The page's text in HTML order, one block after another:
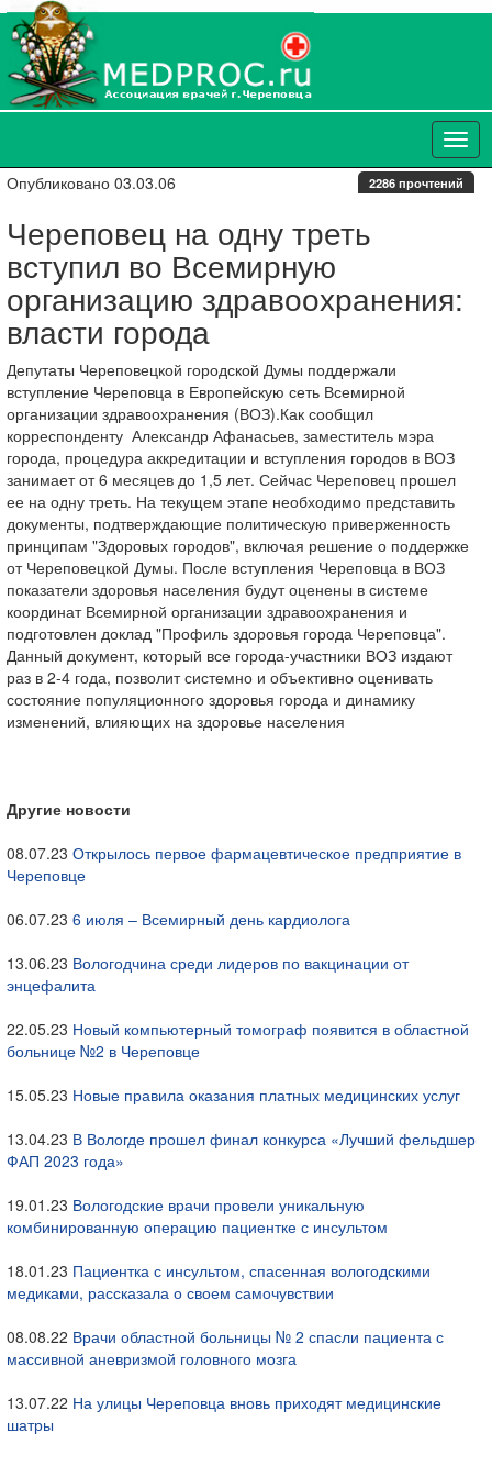
Опубликовано 03.03.06 2286 прочтений
Череповец на одну треть
вступил во Всемирную
организацию здравоохранения:
власти города
Депутаты Череповецкой городской Думы поддержали
вступление Череповца в Европейскую сеть Всемирной
организации здравоохранения (ВОЗ).Как сообщил
корреспонденту Александр Афанасьев, заместитель мэра
города, процедура аккредитации и вступления городов в ВОЗ
занимает от 6 месяцев до 1,5 лет. Сейчас Череповец прошел
ее на одну треть. На текущем этапе необходимо представить
документы, подтверждающие политическую приверженность
принципам "Здоровых городов", включая решение о поддержке
от Череповецкой Думы. После вступления Череповца в ВОЗ
показатели здоровья населения будут оценены в системе
координат Всемирной организации здравоохранения и
подготовлен доклад "Профиль здоровья города Череповца".
Данный документ, который все города-участники ВОЗ издают
раз в 2-4 года, позволит системно и объективно оценивать
состояние популяционного здоровья города и динамику
изменений, влияющих на здоровье населения
Другие новости
08.07.23 Открылось первое фармацевтическое предприятие в
Череповце
06.07.23 6 июля – Всемирный день кардиолога
13.06.23 Вологодчина среди лидеров по вакцинации от
энцефалита
22.05.23 Новый компьютерный томограф появится в областной
больнице №2 в Череповце
15.05.23 Новые правила оказания платных медицинских услуг
13.04.23 В Вологде прошел финал конкурса «Лучший фельдшер
ФАП 2023 года»
19.01.23 Вологодские врачи провели уникальную
комбинированную операцию пациентке с инсультом
18.01.23 Пациентка с инсультом, спасенная вологодскими
медиками, рассказала о своем самочувствии
08.08.22 Врачи областной больницы № 2 спасли пациента с
массивной аневризмой головного мозга
13.07.22 На улицы Череповца вновь приходят медицинские
шатры